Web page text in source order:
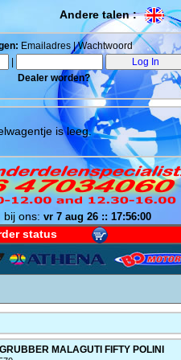
Andere talen :
Emailadres | Wachtwoord
Dealer worden?
is leeg.
bij ons: vr 7 aug 26 :: 17:56:01
status
MALAGUTI FIFTY POLINI